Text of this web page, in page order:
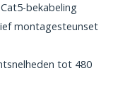
bekabeling
montagesteunset
tot 480